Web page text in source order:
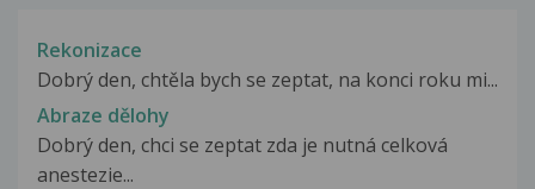
Rekonizace
Dobrý den, chtěla bych se zeptat, na konci roku mi...
Abraze dělohy
Dobrý den, chci se zeptat zda je nutná celková
anestezie...